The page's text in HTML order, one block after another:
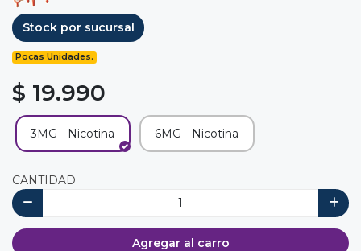
Stock por sucursal
Pocas Unidades.
$ 19.990
3MG - Nicotina 6MG - Nicotina
CANTIDAD
Agregar al carro